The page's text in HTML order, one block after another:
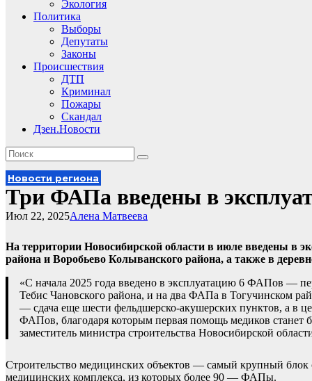
Экология
Политика
Выборы
Депутаты
Законы
Происшествия
ДТП
Криминал
Пожары
Скандал
Дзен.Новости
Новости региона
Три ФАПа введены в
Алена Матвеева
Июл 22, 2025
На территории Новосибирской области в июле введены в
района и Воробьево Колыванского района, а также в
«С начала 2025 года введено в эксплуатацию 6 ФАПов —
Тебис Чановского района, и на два ФАПа в Тогучинском
— сдача еще шести фельдшерско-акушерских пунктов, а в
ФАПов, благодаря которым первая помощь медиков
заместитель министра строительства Новосибирской
Строительство медицинских объектов — самый крупный
медицинских комплекса, из которых более 90 — ФАПы.